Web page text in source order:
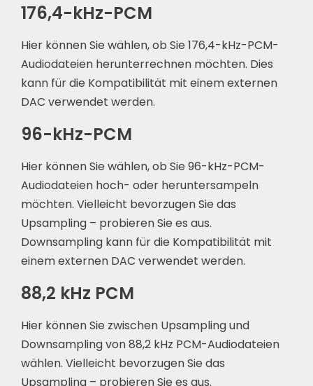
176,4-kHz-PCM
Hier können Sie wählen, ob Sie 176,4-kHz-PCM-
Audiodateien herunterrechnen möchten. Dies
kann für die Kompatibilität mit einem externen
DAC verwendet werden.
96-kHz-PCM
Hier können Sie wählen, ob Sie 96-kHz-PCM-
Audiodateien hoch- oder heruntersampeln
möchten. Vielleicht bevorzugen Sie das
Upsampling – probieren Sie es aus.
Downsampling kann für die Kompatibilität mit
einem externen DAC verwendet werden.
88,2 kHz PCM
Hier können Sie zwischen Upsampling und
Downsampling von 88,2 kHz PCM-Audiodateien
wählen. Vielleicht bevorzugen Sie das
Upsampling – probieren Sie es aus.